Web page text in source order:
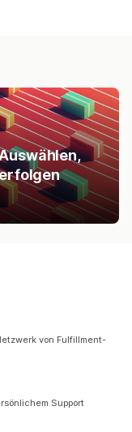
von Fulfillment-
Support